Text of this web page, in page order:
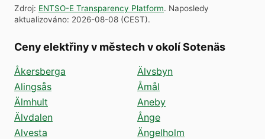
Zdroj: ENTSO-E Transparency Platform. Naposledy
aktualizováno: 2026-08-08 (CEST).
Ceny elektřiny v městech v okolí Sotenäs
Åkersberga
Alingsås
Älmhult
Älvdalen
Alvesta
Älvsbyn
Åmål
Aneby
Ånge
Ängelholm